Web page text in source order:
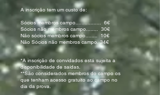
A inscrição tem um custo de:
Sócios membros campo................. 6€
Sócios não membros campo........ 30€
Não sócios membros campo........ 10€
Não Sócios não membros campo. 34€
*A inscrição de convidados está sujeita a
disponibilidade de saídas.
**São considerados membros do campo os
que tenham acesso gratuito ao campo no
dia da prova.